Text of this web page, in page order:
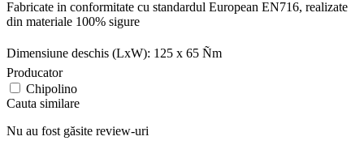
Fabricate in conformitate cu standardul European EN716, realizate
din materiale 100% sigure
Dimensiune deschis (LxW): 125 x 65 Ñm
Producator
Chipolino
Cauta similare
Nu au fost găsite review-uri